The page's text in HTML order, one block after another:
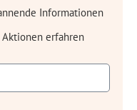
Informationen
erfahren